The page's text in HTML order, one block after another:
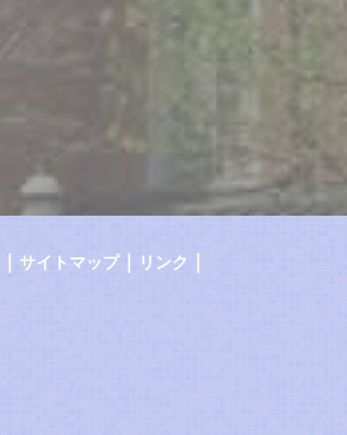
サイトマップ｜ リンク